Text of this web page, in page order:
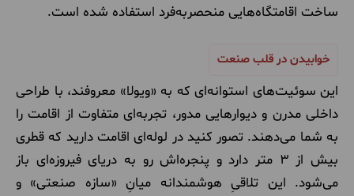
ساخت اقامتگاه‌هایی منحصر‌به‌فرد استفاده شده است.
خوابیدن در قلب صنعت
این سوئیت‌های استوانه‌ای که به «ویولا» معروفند، با طراحی
داخلی مدرن و دیوارهایی مدور، تجربه‌ای متفاوت از اقامت را
به شما می‌دهند. تصور کنید در لوله‌ای اقامت دارید که قطری
بیش از ۳ متر دارد و پنجره‌اش رو به دریای فیروزه‌ای باز
می‌شود. این تلاقیِ هوشمندانه میانِ «سازه صنعتی» و